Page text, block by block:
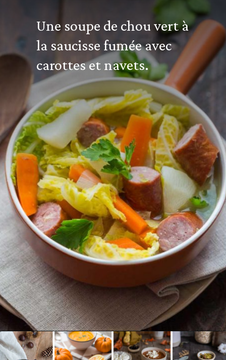
Une soupe de chou vert à
la saucisse fumée avec
carottes et navets.
Ouverture https://cuisine-addict.com/soupe-paysanne-chou-vert/